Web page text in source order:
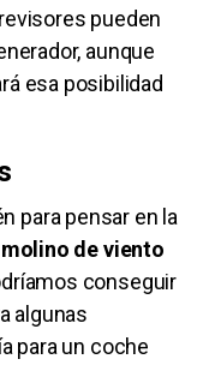
pueden
aunque
esa posibilidad
para pensar en la
de viento
conseguir
algunas
para un coche